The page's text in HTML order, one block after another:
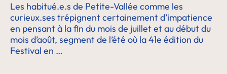
Les habitué.e.s de Petite-Vallée comme les
curieux.ses trépignent certainement d’impatience
en pensant à la fin du mois de juillet et au début du
mois d’août, segment de l’été où la 41e édition du
Festival en …